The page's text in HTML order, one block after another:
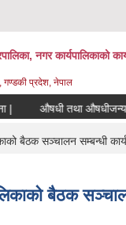
नगर कार्यपालिकाको
गण्डकी प्रदेश, नेपाल
औषधी तथा औषधीजन्य
बैठक सञ्चालन सम्बन्धी
बैठक